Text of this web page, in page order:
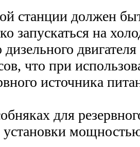
станции должен
запускаться на
дизельного
что при
источника
для
установки